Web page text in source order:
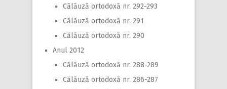
Călăuză ortodoxă nr. 292-293
Călăuză ortodoxă nr. 291
Călăuză ortodoxă nr. 290
Anul 2012
Călăuză ortodoxă nr. 288-289
Călăuză ortodoxă nr. 286-287